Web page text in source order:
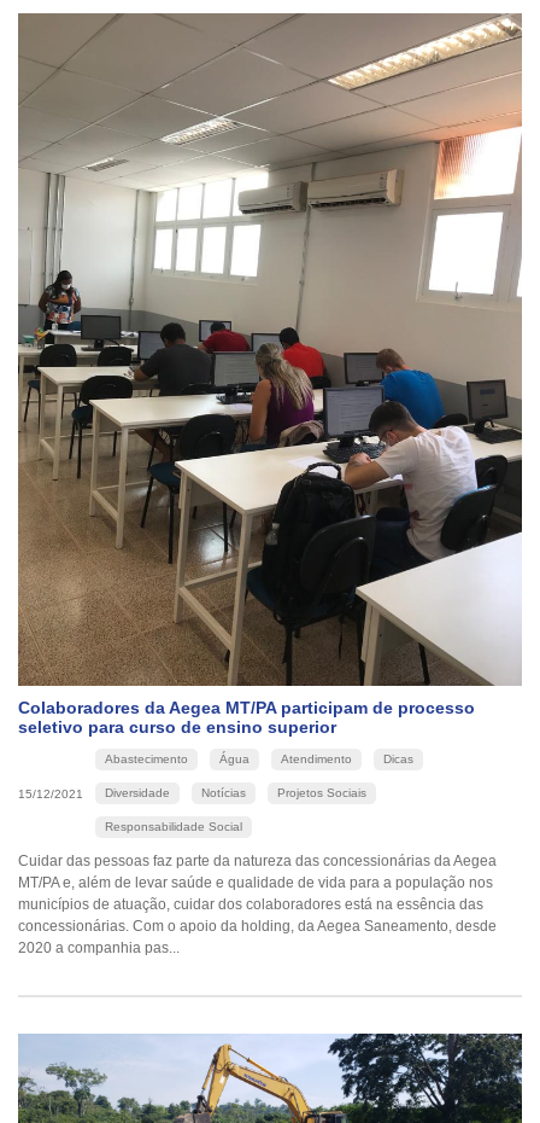
Colaboradores da Aegea MT/PA participam de processo
seletivo para curso de ensino superior
15/12/2021
Abastecimento Água Atendimento Dicas
Diversidade Notícias Projetos Sociais
Responsabilidade Social
Cuidar das pessoas faz parte da natureza das concessionárias da Aegea
MT/PA e, além de levar saúde e qualidade de vida para a população nos
municípios de atuação, cuidar dos colaboradores está na essência das
concessionárias. Com o apoio da holding, da Aegea Saneamento, desde
2020 a companhia pas...